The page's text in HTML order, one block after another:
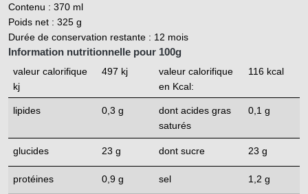
Contenu : 370 ml
Poids net : 325 g
Durée de conservation restante : 12 mois
Information nutritionnelle pour 100g
valeur calorifique
kj
497 kj
valeur calorifique
en Kcal:
116 kcal
lipides 0,3 g
dont acides gras
saturés
0,1 g
glucides 23 g dont sucre 23 g
protéines 0,9 g sel 1,2 g